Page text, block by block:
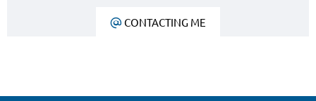
CONTACTING ME